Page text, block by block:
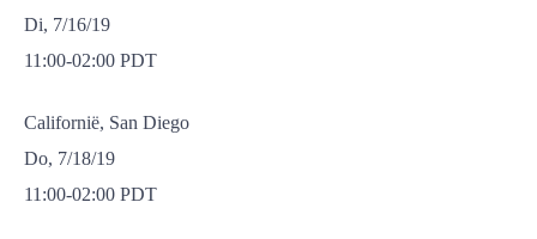
Di, 7/16/19
11:00-02:00 PDT
Californië, San Diego
Do, 7/18/19
11:00-02:00 PDT